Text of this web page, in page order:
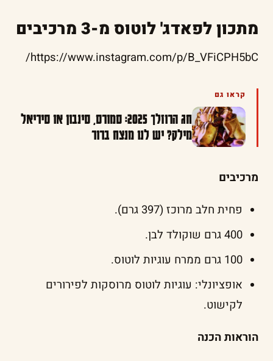
מתכון לפאדג' לוטוס מ-3 מרכיבים
https://www.instagram.com/p/B_VFiCPH5bC/
קראו גם
חג הרוזלך 2025: סמורס, סינבון או סיריאל
מילק? יש לנו מנצח ברור
מרכיבים
פחית חלב מרוכז (397 גרם).
400 גרם שוקולד לבן.
100 גרם ממרח עוגיות לוטוס.
אופציונלי: עוגיות לוטוס מרוסקות לפירורים
לקישוט.
הוראות הכנה